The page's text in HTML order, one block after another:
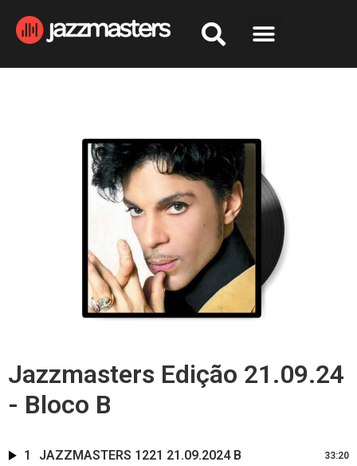
Jazzmasters Edição 21.09.24
- Bloco B
1 JAZZMASTERS 1221 21.09.2024 B 33:20